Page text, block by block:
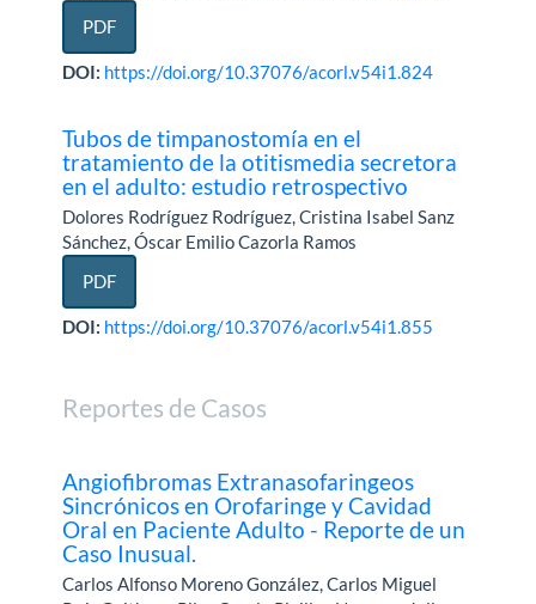
PDF
DOI: https://doi.org/10.37076/acorl.v54i1.824
Tubos de timpanostomía en el
tratamiento de la otitismedia secretora
en el adulto: estudio retrospectivo
Dolores Rodríguez Rodríguez, Cristina Isabel Sanz
Sánchez, Óscar Emilio Cazorla Ramos
PDF
DOI: https://doi.org/10.37076/acorl.v54i1.855
Reportes de Casos
Angiofibromas Extranasofaringeos
Sincrónicos en Orofaringe y Cavidad
Oral en Paciente Adulto - Reporte de un
Caso Inusual.
Carlos Alfonso Moreno González, Carlos Miguel